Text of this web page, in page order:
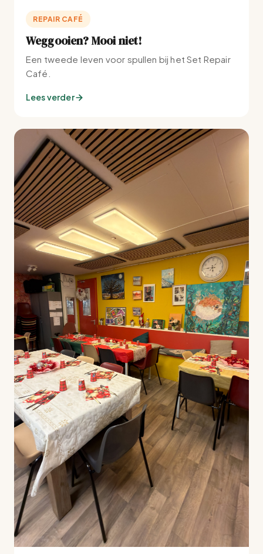
REPAIR CAFÉ
Weggooien? Mooi niet!
Een tweede leven voor spullen bij het Set Repair
Café.
Lees verder